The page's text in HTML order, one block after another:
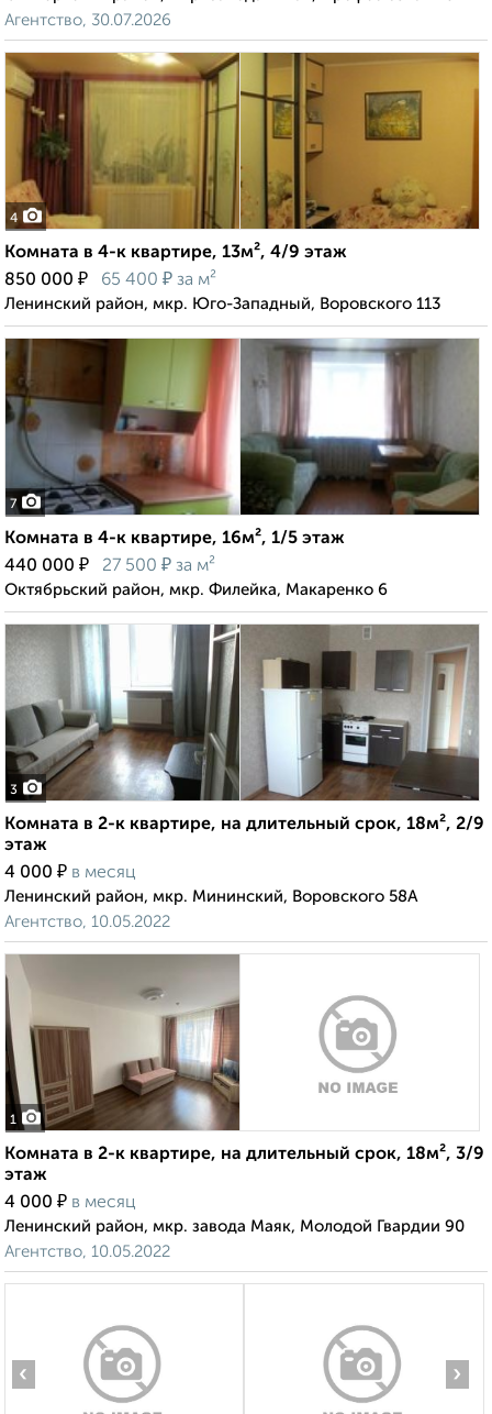
Агентство, 30.07.2026
4
Комната в 4-к квартире, 13м², 4/9 этаж
850 000 ₽ 65 400 ₽ за м²
Ленинский район, мкр. Юго-Западный, Воровского 113
7
Комната в 4-к квартире, 16м², 1/5 этаж
440 000 ₽ 27 500 ₽ за м²
Октябрьский район, мкр. Филейка, Макаренко 6
3
Комната в 2-к квартире, на длительный срок, 18м², 2/9
этаж
4 000 ₽ в месяц
Ленинский район, мкр. Мининский, Воровского 58А
Агентство, 10.05.2022
1
Комната в 2-к квартире, на длительный срок, 18м², 3/9
этаж
4 000 ₽ в месяц
Ленинский район, мкр. завода Маяк, Молодой Гвардии 90
Агентство, 10.05.2022
‹ ›